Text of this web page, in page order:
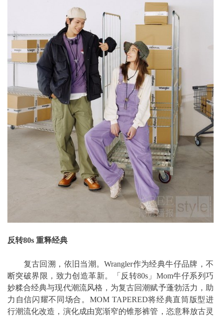
反转80s 重释经典
复古回溯，依旧当潮。Wrangler作为经典牛仔品牌，不
断突破界限，致力创造革新。「反转80s」Mom牛仔系列巧
妙糅合经典与现代潮流风格，为复古回潮赋予蓬勃活力，助
力自信闪耀不同场合。MOM TAPERED将经典直筒版型进
行潮流化改造，演化成由宽渐窄的锥形裤管，恣意释放古灵